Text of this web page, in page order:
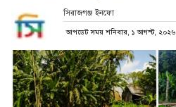
সিরাজগঞ্জ ইনফো
আপডেট সময় শনিবার, ১ আগস্ট, ২০২৬